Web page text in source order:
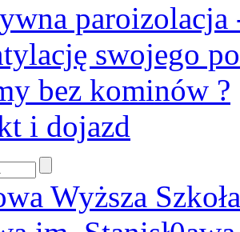
paroizolacja
swojego
bez kominów ?
i dojazd